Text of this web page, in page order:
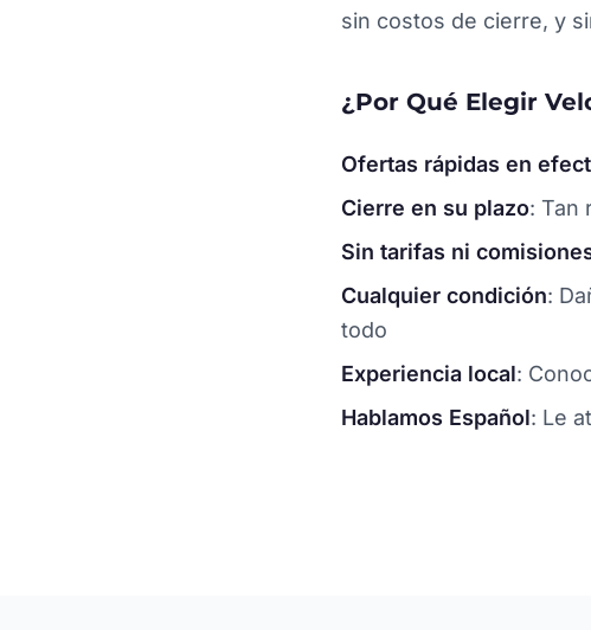
sin costos de cierre, y
¿Por Qué Elegir
Ofertas rápidas en
Cierre en su plazo: Tan
Sin tarifas ni
Cualquier condición:
todo
Experiencia local:
Hablamos Español: Le